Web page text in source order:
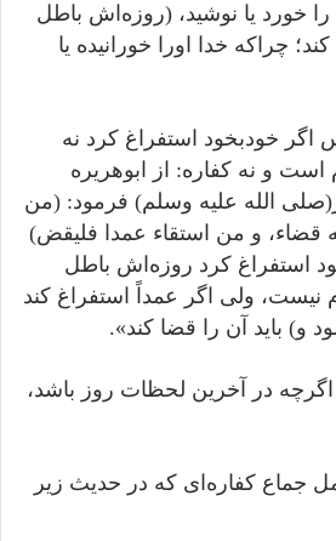
خورد یا نوشید، (روزه‌اش باطل
چراکه خدا اورا خورانیده یا
اگر خودبخود استفراغ کرد نه
است و نه کفاره: از ابوهریره
الله عليه وسلم) فرمود: (من
قضاء، و من استقاء عمدا فلیقض)
استفراغ کرد روزه‌اش باطل
نیست، ولی اگر عمداً استفراغ کند
باید آن را قضا کند».
اگرچه در آخرین لحظات روز باشد،
جماع کفاره‌ای که در حدیث زیر